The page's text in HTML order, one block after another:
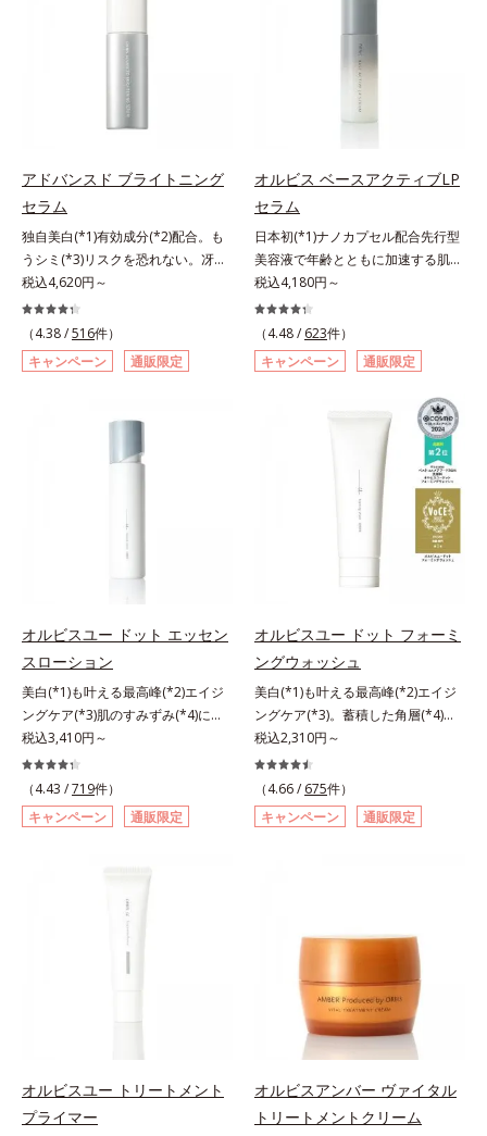
れ1本で、日中美容クリーム・日焼
け止め・化粧下地・カラーコントロ
ール・コンシーラー・パウダー・フ
ァンデーションの7役を兼ねる多機
能BB。慌ただしい朝でもパパッと
なツヤめきのある美肌に整えます。
*1 年齢を重ねた肌*2 オルビス内BB
クリームのカバー力
し(*3)ます。お風呂でシャンプー後
に適量を髪になじませ、置き時間は
0秒。なじませてすぐに洗い流す手
軽さで、毛先までするんっとまとま
修成分（イソステアリン酸、イソス
テアロイル加水分解コラーゲン、イ
ソステアロイル加水分解シルク、ス
フィンゴ糖脂質、トコフェロール、
グリセリン、糖脂質、BG、イソス
テアリン酸、イソステアロイル加水
分解コラーゲン、イソステアロイル
加水分解シルク、スフィンゴ糖脂
質、トコフェロール、グリセリン、
ヒアルロン酸ヒドロキシプロピルト
リモニウム、フェノキシエタノー
ル）*2 髪の乾燥、乾燥によるパサ
つき*3 毛髪にうるおい、ハリを与
アドバンスド ブライトニング
セラム
独自美白(*1)有効成分(*2)配合。も
うシミ(*3)リスクを恐れない。冴え
わたる透明美肌(*4)へ。先端肌科学
が導く、透明感あふれる輝き(*4)
へ。今の自分の肌も未来の肌もあき
らめない、自分史上最高の冴えわた
る透明美肌(*4)を目指すには、美肌
ミを予防するお手入れを続けること
ーラ・オルビスグループ独自の美白
ミの原因になると考えられる“メラ
ニンの塊”を居座らせない(*1)、粉砕
と排出サポート(*5)の2ステップで
メラニンの蓄積を抑え、シミ・ソバ
カスを防ぎます。さらに、「アルテ
アネスレ(*6)」を配合し、うるおい
に満ちた自分本来の澄み渡るような
透明感を目指します。手に取った
時、なじませた時、後肌、と3段階
に変化するテクスチャーは、肌にす
ばやくなじみ、毎日の美白ケアを楽
しくする使いごこちを叶えました。
*1 メラニンの蓄積を抑え、シミ・
ソバカスを防ぐ*2 デクスパンテノ
と*4 うるおいによる透明感のある
肌*5 ターンオーバーを促進して、
メラニンの塊を微細化すること*6
アルテアエキス配合＝保湿成分各商
税込4,620円～
（4.38 /516件）
キャンペーン
通販限定
オルビス ベースアクティブLP
セラム
日本初(*1)ナノカプセル配合先行型
美容液で年齢とともに加速する肌悩
み(*2)にブレーキを。スキンケアの
打ち止め感に。年齢とともに加速す
る肌悩み(*2)にブレーキをかけ、化
粧水前の土台(*3)づくりで、うるお
いに満ち満ちた内側から弾むような
ハリ肌へ。化粧水は二度塗りしない
と不安…。いろいろケアしているの
に、あと一歩肌悩みが晴れない…。
そんな大人の肌悩みにアプローチす
る先行型美容液です。日本初(*1)、
毛穴約1/1000ナノサイズの極小カ
プセルの表面は肌になじみやすい構
造(*4)。内包した美容成分(*5)の浸
おいの通り道”を作って化粧水のな
じみ感をUP。化粧水前に使うこと
で、普段の化粧水の手ごたえをより
実感できる、しっとり整った肌状態
へ。化粧水前に2プッシュ使うだけ
で、うるおいのすき間にぐんぐん入
り込み、うるおいで満ち満ちたハリ
のある美肌へと整えます。*1 クチ
ナシ果実エキス、ハトムギ種子エキ
ス、ユズ果実エキス、水添レシチ
るおい不足など*3 お手入れのファ
ーストステップのこと*4 細胞間脂
質に類似した構造*5 保湿成分
税込4,180円～
（4.48 / 623件）
キャンペーン
通販限定
オルビスユー ドット エッセン
スローション
美白(*1)も叶える最高峰(*2)エイジ
ングケア(*3)肌のすみずみ(*4)にし
みわたるうるおい充満ローション。
ハリも透明感(*5)も結果主義。年齢
サイン(*6)の因子に着目した肌科学
エイジングケア(*3)シリーズ。オル
ビスユー ドットシリーズは、年齢
ではなく、肌で起きていることの根
本原因に着目。加齢とともに現れる
年齢サインについて研究を進めたと
ころ、弾力感のない状態である「ハ
そこでオルビスユー ドットシリー
ズは美容成分(*8)として「G.D.F.ア
クティベーター(*9)」を配合。そし
て、従来から配合している美白(*1)
税込3,410円～
（4.43 /719件）
キャンペーン
通販限定
オルビスユー ドット フォーミ
ングウォッシュ
美白(*1)も叶える最高峰(*2)エイジ
ングケア(*3)。蓄積した角層(*4)を
絡めとりくすみ(*5)を晴らす高密着
マイルドピーリング(*6)洗顔料。ハ
リも透明感(*7)も結果主義。年齢サ
イン(*8)の因子に着目した肌科学エ
イジングケア(*3)シリーズ。オルビ
齢サインについて研究を進めたとこ
ろ、弾力感のない状態である「ハリ
のなさ」や、くすみ(*5)などが現れ
ている状態である「透明感のなさ」
が、大人の肌印象に大きな影響を与
えていることがわかりました。そこ
でオルビスユー ドットシリーズは
美容成分(*9)として「G.D.F.アクテ
ィベーター(*10)」を配合。そし
税込2,310円～
（4.66 / 675件）
キャンペーン
通販限定
オルビスユー トリートメント
プライマー
オルビスアンバー ヴァイタル
トリートメントクリーム